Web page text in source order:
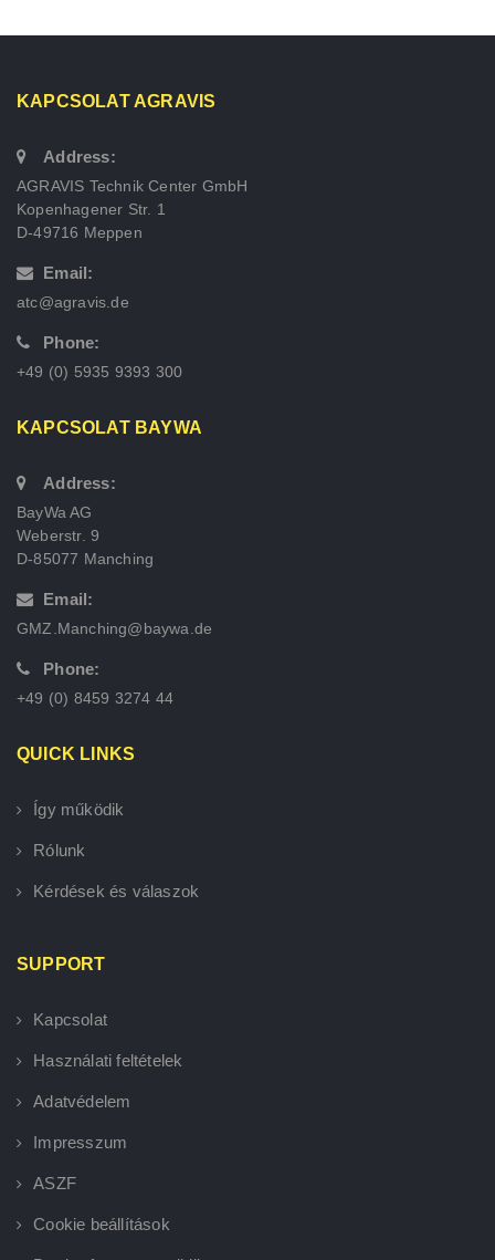
KAPCSOLAT AGRAVIS
Address:
AGRAVIS Technik Center GmbH
Kopenhagener Str. 1
D-49716 Meppen
Email:
atc@agravis.de
Phone:
+49 (0) 5935 9393 300
KAPCSOLAT BAYWA
Address:
BayWa AG
Weberstr. 9
D-85077 Manching
Email:
GMZ.Manching@baywa.de
Phone:
+49 (0) 8459 3274 44
QUICK LINKS
Így működik
Rólunk
Kérdések és válaszok
SUPPORT
Kapcsolat
Használati feltételek
Adatvédelem
Impresszum
ASZF
Cookie beállítások